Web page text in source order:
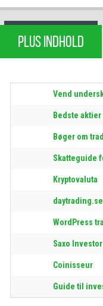
PLUS INDHOLD
Vend
Bedste
Bøger om
Skatteguide
Kryptovaluta
daytrading.se
WordPress
Saxo Investor
Coinisseur
Guide til